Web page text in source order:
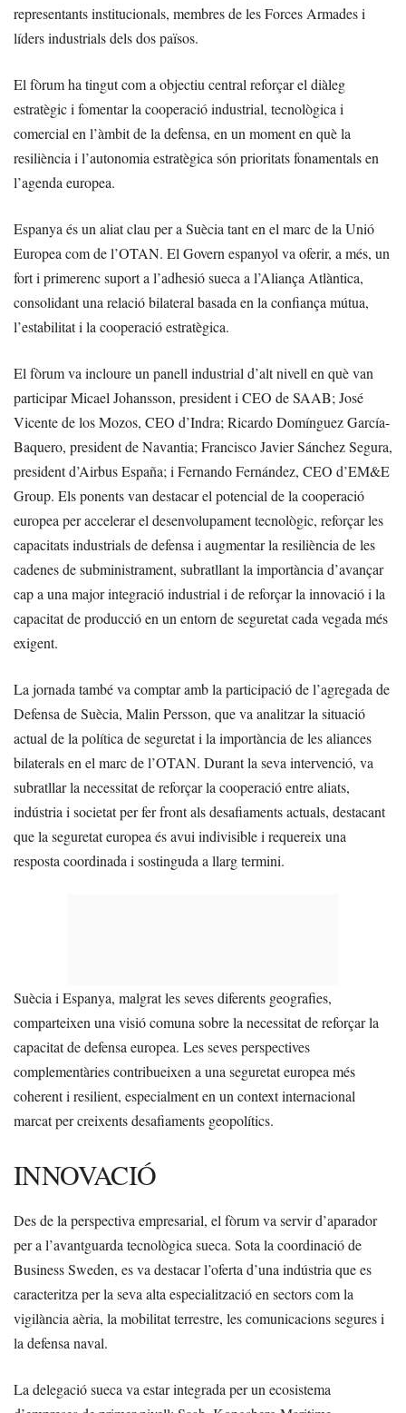
representants institucionals, membres de les Forces Armades i
líders industrials dels dos països.
El fòrum ha tingut com a objectiu central reforçar el diàleg
estratègic i fomentar la cooperació industrial, tecnològica i
comercial en l’àmbit de la defensa, en un moment en què la
resiliència i l’autonomia estratègica són prioritats fonamentals en
l’agenda europea.
Espanya és un aliat clau per a Suècia tant en el marc de la Unió
Europea com de l’OTAN. El Govern espanyol va oferir, a més, un
fort i primerenc suport a l’adhesió sueca a l’Aliança Atlàntica,
consolidant una relació bilateral basada en la confiança mútua,
l’estabilitat i la cooperació estratègica.
El fòrum va incloure un panell industrial d’alt nivell en què van
participar Micael Johansson, president i CEO de SAAB; José
Vicente de los Mozos, CEO d’Indra; Ricardo Domínguez García-
Baquero, president de Navantia; Francisco Javier Sánchez Segura,
president d’Airbus España; i Fernando Fernández, CEO d’EM&E
Group. Els ponents van destacar el potencial de la cooperació
europea per accelerar el desenvolupament tecnològic, reforçar les
capacitats industrials de defensa i augmentar la resiliència de les
cadenes de subministrament, subratllant la importància d’avançar
cap a una major integració industrial i de reforçar la innovació i la
capacitat de producció en un entorn de seguretat cada vegada més
exigent.
La jornada també va comptar amb la participació de l’agregada de
Defensa de Suècia, Malin Persson, que va analitzar la situació
actual de la política de seguretat i la importància de les aliances
bilaterals en el marc de l’OTAN. Durant la seva intervenció, va
subratllar la necessitat de reforçar la cooperació entre aliats,
indústria i societat per fer front als desafiaments actuals, destacant
que la seguretat europea és avui indivisible i requereix una
resposta coordinada i sostinguda a llarg termini.
Suècia i Espanya, malgrat les seves diferents geografies,
comparteixen una visió comuna sobre la necessitat de reforçar la
capacitat de defensa europea. Les seves perspectives
complementàries contribueixen a una seguretat europea més
coherent i resilient, especialment en un context internacional
marcat per creixents desafiaments geopolítics.
INNOVACIÓ
Des de la perspectiva empresarial, el fòrum va servir d’aparador
per a l’avantguarda tecnològica sueca. Sota la coordinació de
Business Sweden, es va destacar l’oferta d’una indústria que es
caracteritza per la seva alta especialització en sectors com la
vigilància aèria, la mobilitat terrestre, les comunicacions segures i
la defensa naval.
La delegació sueca va estar integrada per un ecosistema